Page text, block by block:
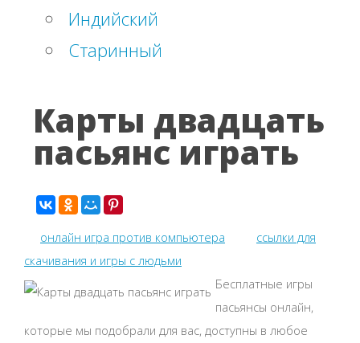
Индийский
Старинный
Карты двадцать
пасьянс играть
онлайн игра против компьютера
ссылки для
скачивания и игры с людьми
Бесплатные игры
пасьянсы онлайн,
которые мы подобрали для вас, доступны в любое